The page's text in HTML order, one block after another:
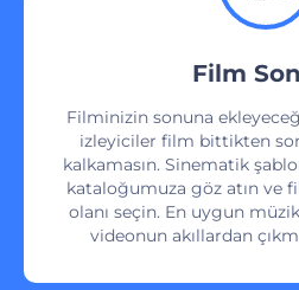
Film
Filminizin sonuna
izleyiciler film bittikten
kalkamasın. Sinematik
kataloğumuza göz atın ve
olanı seçin. En uygun
videonun akıllardan